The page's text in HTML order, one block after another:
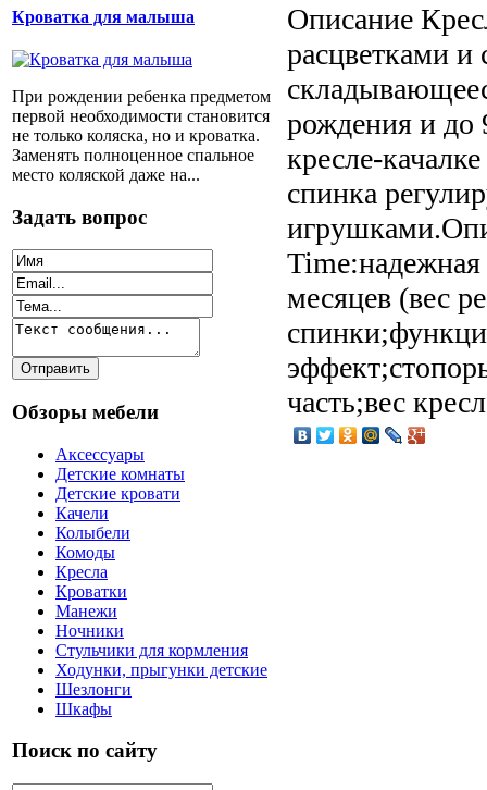
Кроватка для малыша
При рождении ребенка предметом
первой необходимости становится
не только коляска, но и кроватка.
Заменять полноценное спальное
место коляской даже на...
Задать вопрос
Обзоры мебели
Аксессуары
Детские комнаты
Детские кровати
Качели
Колыбели
Комоды
Кресла
Кроватки
Манежи
Ночники
Стульчики для кормления
Ходунки, прыгунки детские
Шезлонги
Шкафы
Поиск по сайту
Описание
расцветками
рождения и до
кресле-
спинка
месяцев (вес
часть;вес